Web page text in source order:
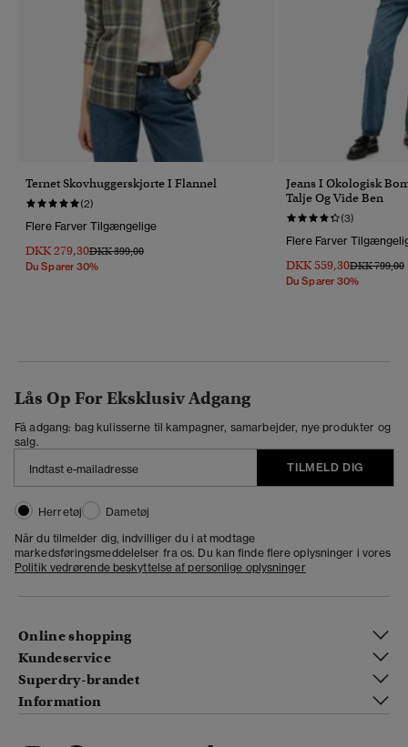
Ternet Skovhuggerskjorte I Flannel
(2)
Flere Farver Tilgængelige
DKK 279,30Pris Nedsat Fra
DKK 399,00Til
Du Sparer 30%
Jeans I Økologisk
Talje Og Vide Ben
(3)
Flere Farver
DKK 559,30Pris Nedsat
DKK 799,00
Du Sparer 30%
Lås Op For Eksklusiv Adgang
Få adgang: bag kulisserne til kampagner, samarbejder, nye produkter og
salg.
TILMELD DIG
Herretøj
Dametøj
Når du tilmelder dig, indvilliger du i at modtage
markedsføringsmeddelelser fra os. Du kan finde flere oplysninger i vores
Politik vedrørende beskyttelse af personlige oplysninger
Online shopping
Kundeservice
Superdry-brandet
Information